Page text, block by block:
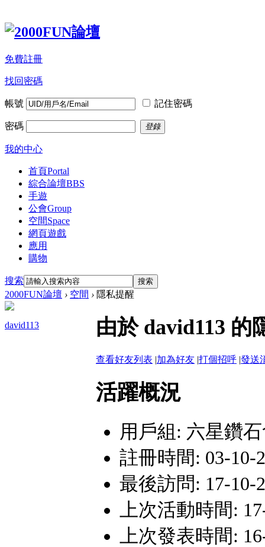
免費註冊
找回密碼
帳號 記住密碼
密碼 登錄
我的中心
首頁Portal
綜合論壇BBS
手遊
公會Group
空間Space
網頁遊戲
應用
購物
搜索 搜索
2000FUN論壇 › 空間 › 隱私提醒
david113 由於 david113 的
查看好友列表 |加為好友 |打個招呼 |發送
活躍概況
用戶組: 六星鑽
註冊時間: 03-10-
最後訪問: 17-10-
上次活動時間:
上次發表時間: